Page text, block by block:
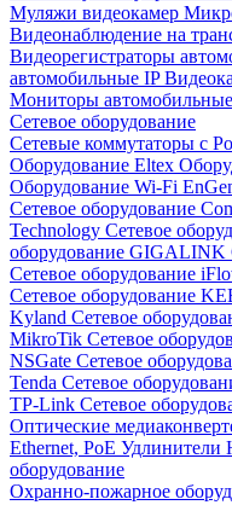
Муляжи видеокамер
Видеонаблюдение на
Видеорегистраторы
автомобильные IP
Мониторы автомобильные
Сетевое оборудование
Сетевые коммутаторы с
Оборудование Eltex
Оборудование Wi-Fi
Сетевое оборудование
Technology Сетевое
оборудование GIGALINK
Сетевое оборудование
Сетевое оборудование
Kyland Сетевое
MikroTik Сетевое
NSGate Сетевое
Tenda Сетевое
TP-Link Сетевое
Оптические
Ethernet, PoE Удлинители
оборудование
Охранно-пожарное